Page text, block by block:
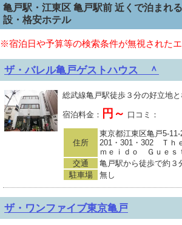
亀戸駅・江東区 亀戸駅前 近くで泊まれ
設・格安ホテル
※宿泊日や予算等の検索条件が無視された
ザ・バレル亀戸ゲストハウス ＾
総武線亀戸駅徒歩３分の好立地と
宿泊料金： 円～ 口コミ：
住所
東京都江東区亀戸5-
201・301・302 Ｔ
ｍｅｉｄｏ Ｇｕｅｓ
交通
亀戸駅から徒歩で約３
駐車場
無し
ザ・ワンファイブ東京亀戸